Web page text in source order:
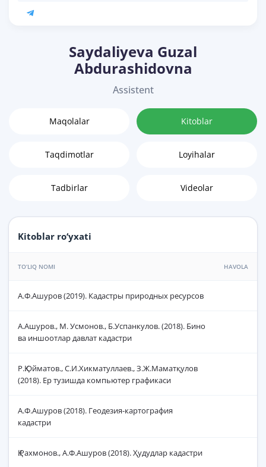
Saydaliyeva Guzal
Abdurashidovna
Assistent
Maqolalar Kitoblar
Taqdimotlar Loyihalar
Tadbirlar Videolar
Kitoblar ro‘yxati
TO‘LIQ NOMI HAVOLA
А.Ф.Ашуров (2019). Кадастры природных ресурсов
А.Ашуров., М. Усмонов., Б.Успанкулов. (2018). Бино
ва иншоотлар давлат кадастри
Р.Қ.Ойматов., С.И.Хикматуллаев., З.Ж.Маматқулов
(2018). Ер тузишда компьютер графикаси
А.Ф.Ашуров (2018). Геодезия-картография
кадастри
Қ.Рахмонов., А.Ф.Ашуров (2018). Ҳудудлар кадастри